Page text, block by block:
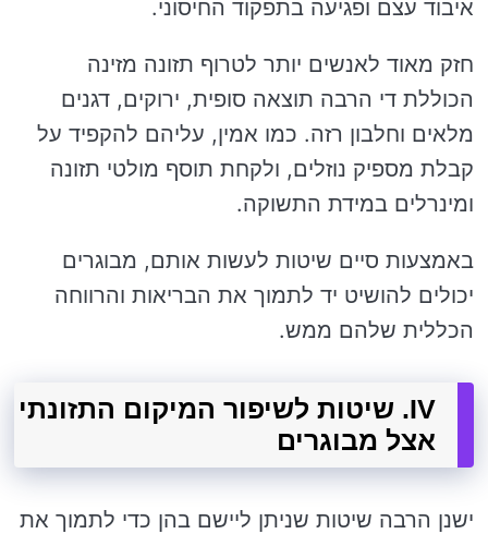
איבוד עצם ופגיעה בתפקוד החיסוני.
חזק מאוד לאנשים יותר לטרוף תזונה מזינה
הכוללת די הרבה תוצאה סופית, ירוקים, דגנים
מלאים וחלבון רזה. כמו אמין, עליהם להקפיד על
קבלת מספיק נוזלים, ולקחת תוסף מולטי תזונה
ומינרלים במידת התשוקה.
באמצעות סיים שיטות לעשות אותם, מבוגרים
יכולים להושיט יד לתמוך את הבריאות והרווחה
הכללית שלהם ממש.
IV. שיטות לשיפור המיקום התזונתי
אצל מבוגרים
ישנן הרבה שיטות שניתן ליישם בהן כדי לתמוך את